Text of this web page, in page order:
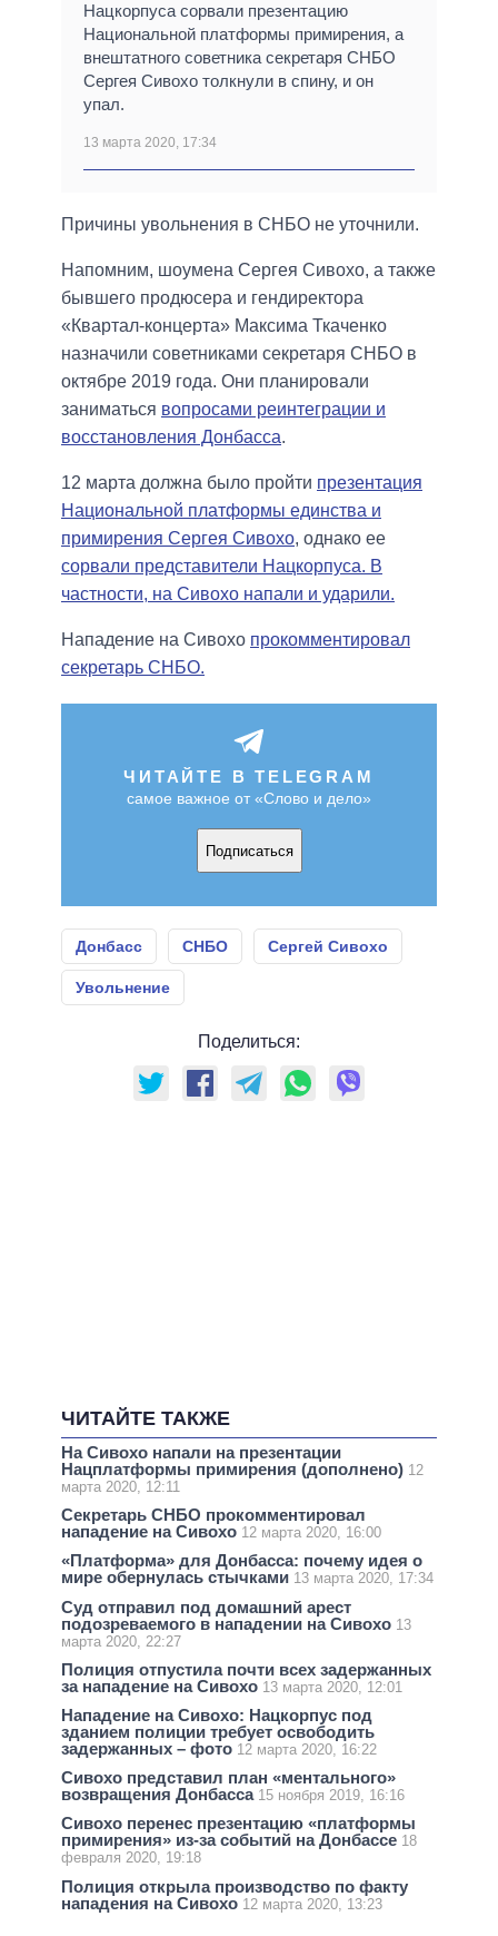
Нацкорпуса сорвали презентацию
Национальной платформы примирения, а
внештатного советника секретаря СНБО
Сергея Сивохо толкнули в спину, и он
упал.
13 марта 2020, 17:34
Причины увольнения в СНБО не уточнили.
Напомним, шоумена Сергея Сивохо, а также
бывшего продюсера и гендиректора
«Квартал-концерта» Максима Ткаченко
назначили советниками секретаря СНБО в
октябре 2019 года. Они планировали
заниматься вопросами реинтеграции и
восстановления Донбасса.
12 марта должна было пройти презентация
Национальной платформы единства и
примирения Сергея Сивохо, однако ее
сорвали представители Нацкорпуса. В
частности, на Сивохо напали и ударили.
Нападение на Сивохо прокомментировал
секретарь СНБО.
ЧИТАЙТЕ В TELEGRAM
самое важное от «Слово и дело»
Подписаться
Донбасс СНБО Сергей Сивохо
Увольнение
Поделиться:
ЧИТАЙТЕ ТАКЖЕ
На Сивохо напали на презентации
Нацплатформы примирения (дополнено) 12
марта 2020, 12:11
Секретарь СНБО прокомментировал
нападение на Сивохо 12 марта 2020, 16:00
«Платформа» для Донбасса: почему идея о
мире обернулась стычками 13 марта 2020, 17:34
Суд отправил под домашний арест
подозреваемого в нападении на Сивохо 13
марта 2020, 22:27
Полиция отпустила почти всех задержанных
за нападение на Сивохо 13 марта 2020, 12:01
Нападение на Сивохо: Нацкорпус под
зданием полиции требует освободить
задержанных – фото 12 марта 2020, 16:22
Сивохо представил план «ментального»
возвращения Донбасса 15 ноября 2019, 16:16
Сивохо перенес презентацию «платформы
примирения» из-за событий на Донбассе 18
февраля 2020, 19:18
Полиция открыла производство по факту
нападения на Сивохо 12 марта 2020, 13:23